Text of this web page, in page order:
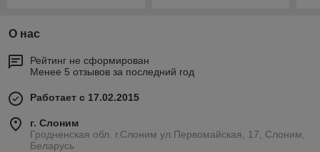
О нас
Рейтинг не сформирован
Менее 5 отзывов за последний год
Работает с 17.02.2015
г. Слоним
Гродненская обл. г.Слоним ул.Первомайская, 17, Слоним,
Беларусь